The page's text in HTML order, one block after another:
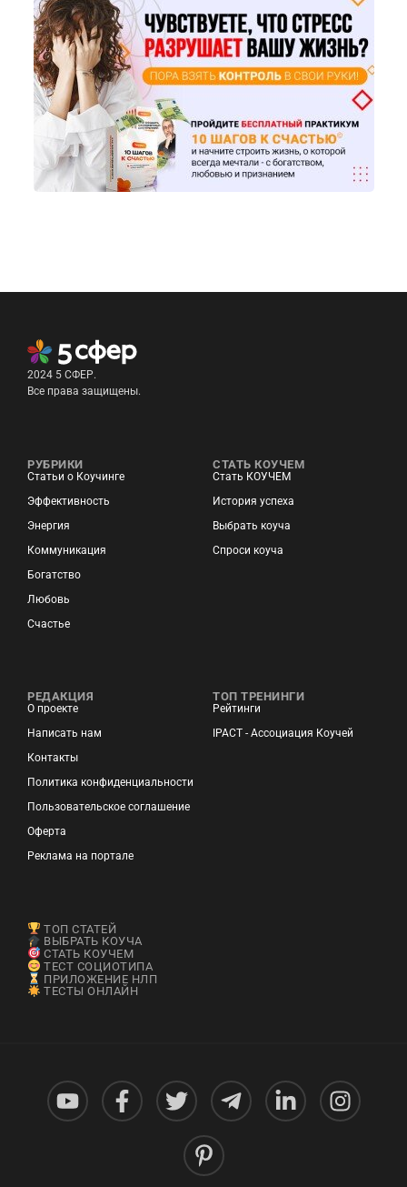
2024 5 СФЕР.
Все права защищены.
РУБРИКИ
Статьи о Коучинге
Эффективность
Энергия
Коммуникация
Богатство
Любовь
Счастье
СТАТЬ КОУЧЕМ
Стать КОУЧЕМ
История успеха
Выбрать коуча
Спроси коуча
РЕДАКЦИЯ
О проекте
Написать нам
Контакты
Политика конфиденциальности
Пользовательское соглашение
Оферта
Реклама на портале
ТОП ТРЕНИНГИ
Рейтинги
IPACT - Ассоциация Коучей
ТОП СТАТЕЙ
ВЫБРАТЬ КОУЧА
СТАТЬ КОУЧЕМ
ТЕСТ СОЦИОТИПА
ПРИЛОЖЕНИЕ НЛП
ТЕСТЫ ОНЛАЙН